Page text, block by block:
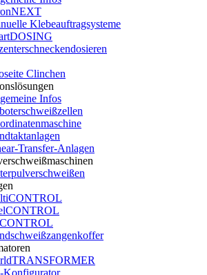
Klebeauftragsysteme
Clinchen
Infos
Transfer-Anlagen
Konfigurator